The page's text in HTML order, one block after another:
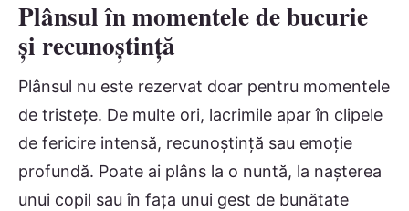
Plânsul în momentele de bucurie
și recunoștință
Plânsul nu este rezervat doar pentru momentele
de tristețe. De multe ori, lacrimile apar în clipele
de fericire intensă, recunoștință sau emoție
profundă. Poate ai plâns la o nuntă, la nașterea
unui copil sau în fața unui gest de bunătate